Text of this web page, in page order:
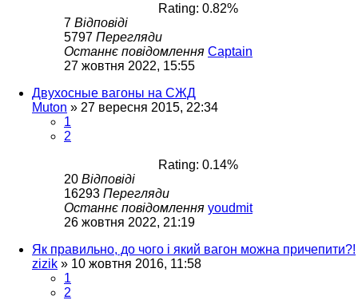
Rating: 0.82%
7 Відповіді
5797 Перегляди
Останнє повідомлення Captain
27 жовтня 2022, 15:55
Двухосные вагоны на СЖД
Muton » 27 вересня 2015, 22:34
1
2
Rating: 0.14%
20 Відповіді
16293 Перегляди
Останнє повідомлення youdmit
26 жовтня 2022, 21:19
Як правильно, до чого і який вагон можна причепити?!
zizik » 10 жовтня 2016, 11:58
1
2